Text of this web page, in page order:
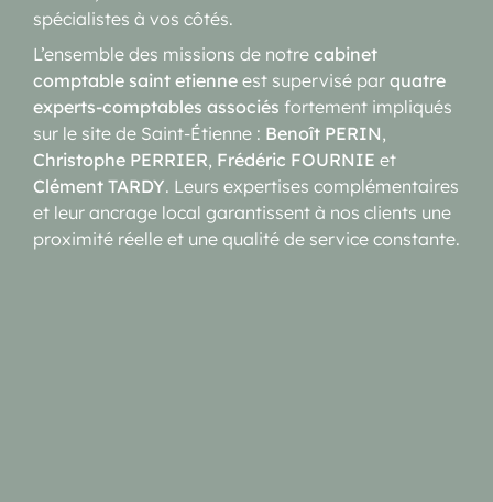
spécialistes à vos côtés.
L’ensemble des missions de notre cabinet
comptable saint etienne est supervisé par quatre
experts-comptables associés fortement impliqués
sur le site de Saint-Étienne : Benoît PERIN,
Christophe PERRIER, Frédéric FOURNIE et
Clément TARDY. Leurs expertises complémentaires
et leur ancrage local garantissent à nos clients une
proximité réelle et une qualité de service constante.